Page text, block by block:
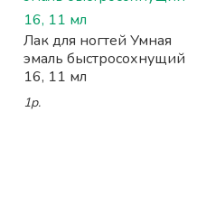
Лак для ногтей Умная
эмаль быстросохнущий
16, 11 мл
1р.